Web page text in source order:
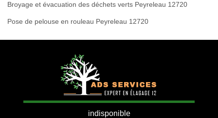
Broyage et évacuation des déchets verts Peyreleau 12720
Pose de pelouse en rouleau Peyreleau 12720
indisponible